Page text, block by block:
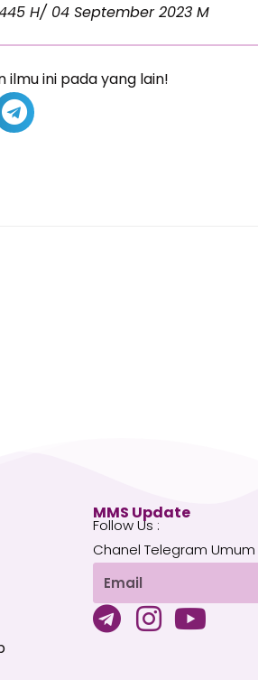
H/ 04 September 2023 M
ilmu ini pada yang lain!
MMS Update
Follow Us :
Chanel Telegram Umum
Email
T
e
I Y